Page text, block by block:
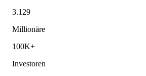
3.129
Millionäre
100K+
Investoren